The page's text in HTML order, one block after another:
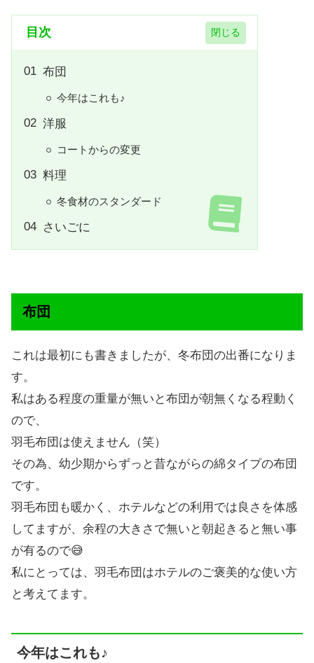
目次
布団
今年はこれも♪
洋服
コートからの変更
料理
冬食材のスタンダード
さいごに
布団
これは最初にも書きましたが、冬布団の出番になりま
す。
私はある程度の重量が無いと布団が朝無くなる程動く
ので、
羽毛布団は使えません（笑）
その為、幼少期からずっと昔ながらの綿タイプの布団
です。
羽毛布団も暖かく、ホテルなどの利用では良さを体感
してますが、余程の大きさで無いと朝起きると無い事
が有るので😅
私にとっては、羽毛布団はホテルのご褒美的な使い方
と考えてます。
今年はこれも♪